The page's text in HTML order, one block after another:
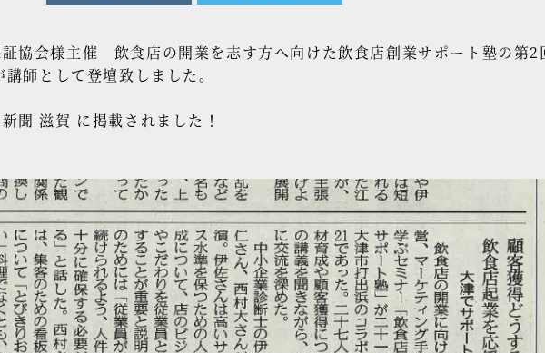
専門家
事業部紹介
協会様主催 飲食店の開業を志す方へ向けた飲食店創業サポート塾の第2
師として登壇致しました。
聞 滋賀 に掲載されました！